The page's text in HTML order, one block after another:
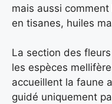
mais aussi
en tisanes, huiles
La section des
les espèces
accueillent la faune
guidé uniquement